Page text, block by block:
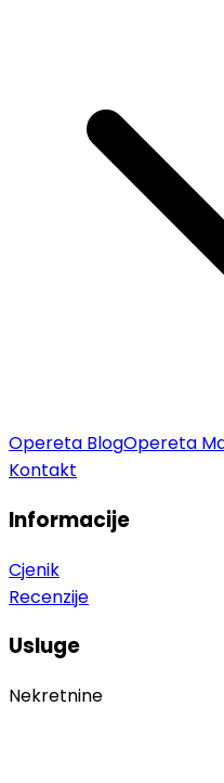
Opereta BlogOpereta
Kontakt
Informacije
Cjenik
Recenzije
Usluge
Nekretnine